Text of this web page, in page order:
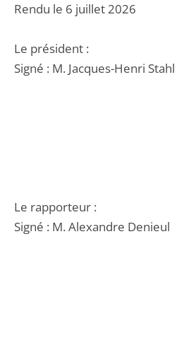
Rendu le 6 juillet 2026
Le président :
Signé : M. Jacques-Henri Stahl
Le rapporteur :
Signé : M. Alexandre Denieul